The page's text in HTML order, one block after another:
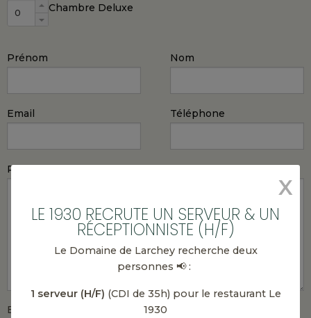
Chambre Deluxe
Prénom Nom
Email Téléphone
Précisez votre demande
En soumettant ce formulaire je comprends que mes
X
LE 1930 RECRUTE UN SERVEUR & UN
RÉCEPTIONNISTE (H/F)
Le Domaine de Larchey recherche deux
personnes 📢 :
1 serveur (H/F) (CDI de 35h) pour le restaurant Le
1930